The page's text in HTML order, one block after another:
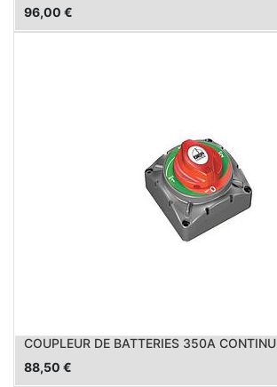
96,00 €
COUPLEUR DE BATTERIES 350A CONTINU
88,50 €